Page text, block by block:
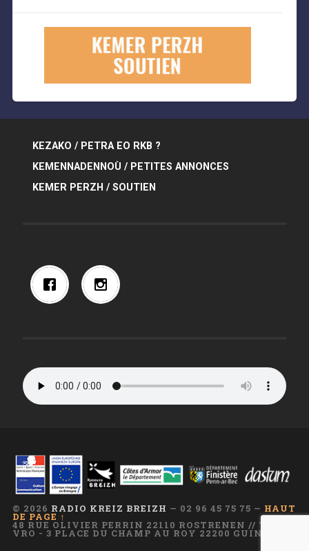
KEZAKO / PETRA EO RKB ?
KEMENNADENNOÙ / PETITES ANNONCES
KEMER PERZH / SOUTIEN
© 2026 RADIO KREIZ BREIZH — 02 96 45 75 75 — HAUT
DE PAGE ↑
48 RUE OLIVIER PERRIN 22110 ROSTRENEN // TI AR
VRO - 3 PLACE DU CHAMP AU ROY 22200 GUINGAMP